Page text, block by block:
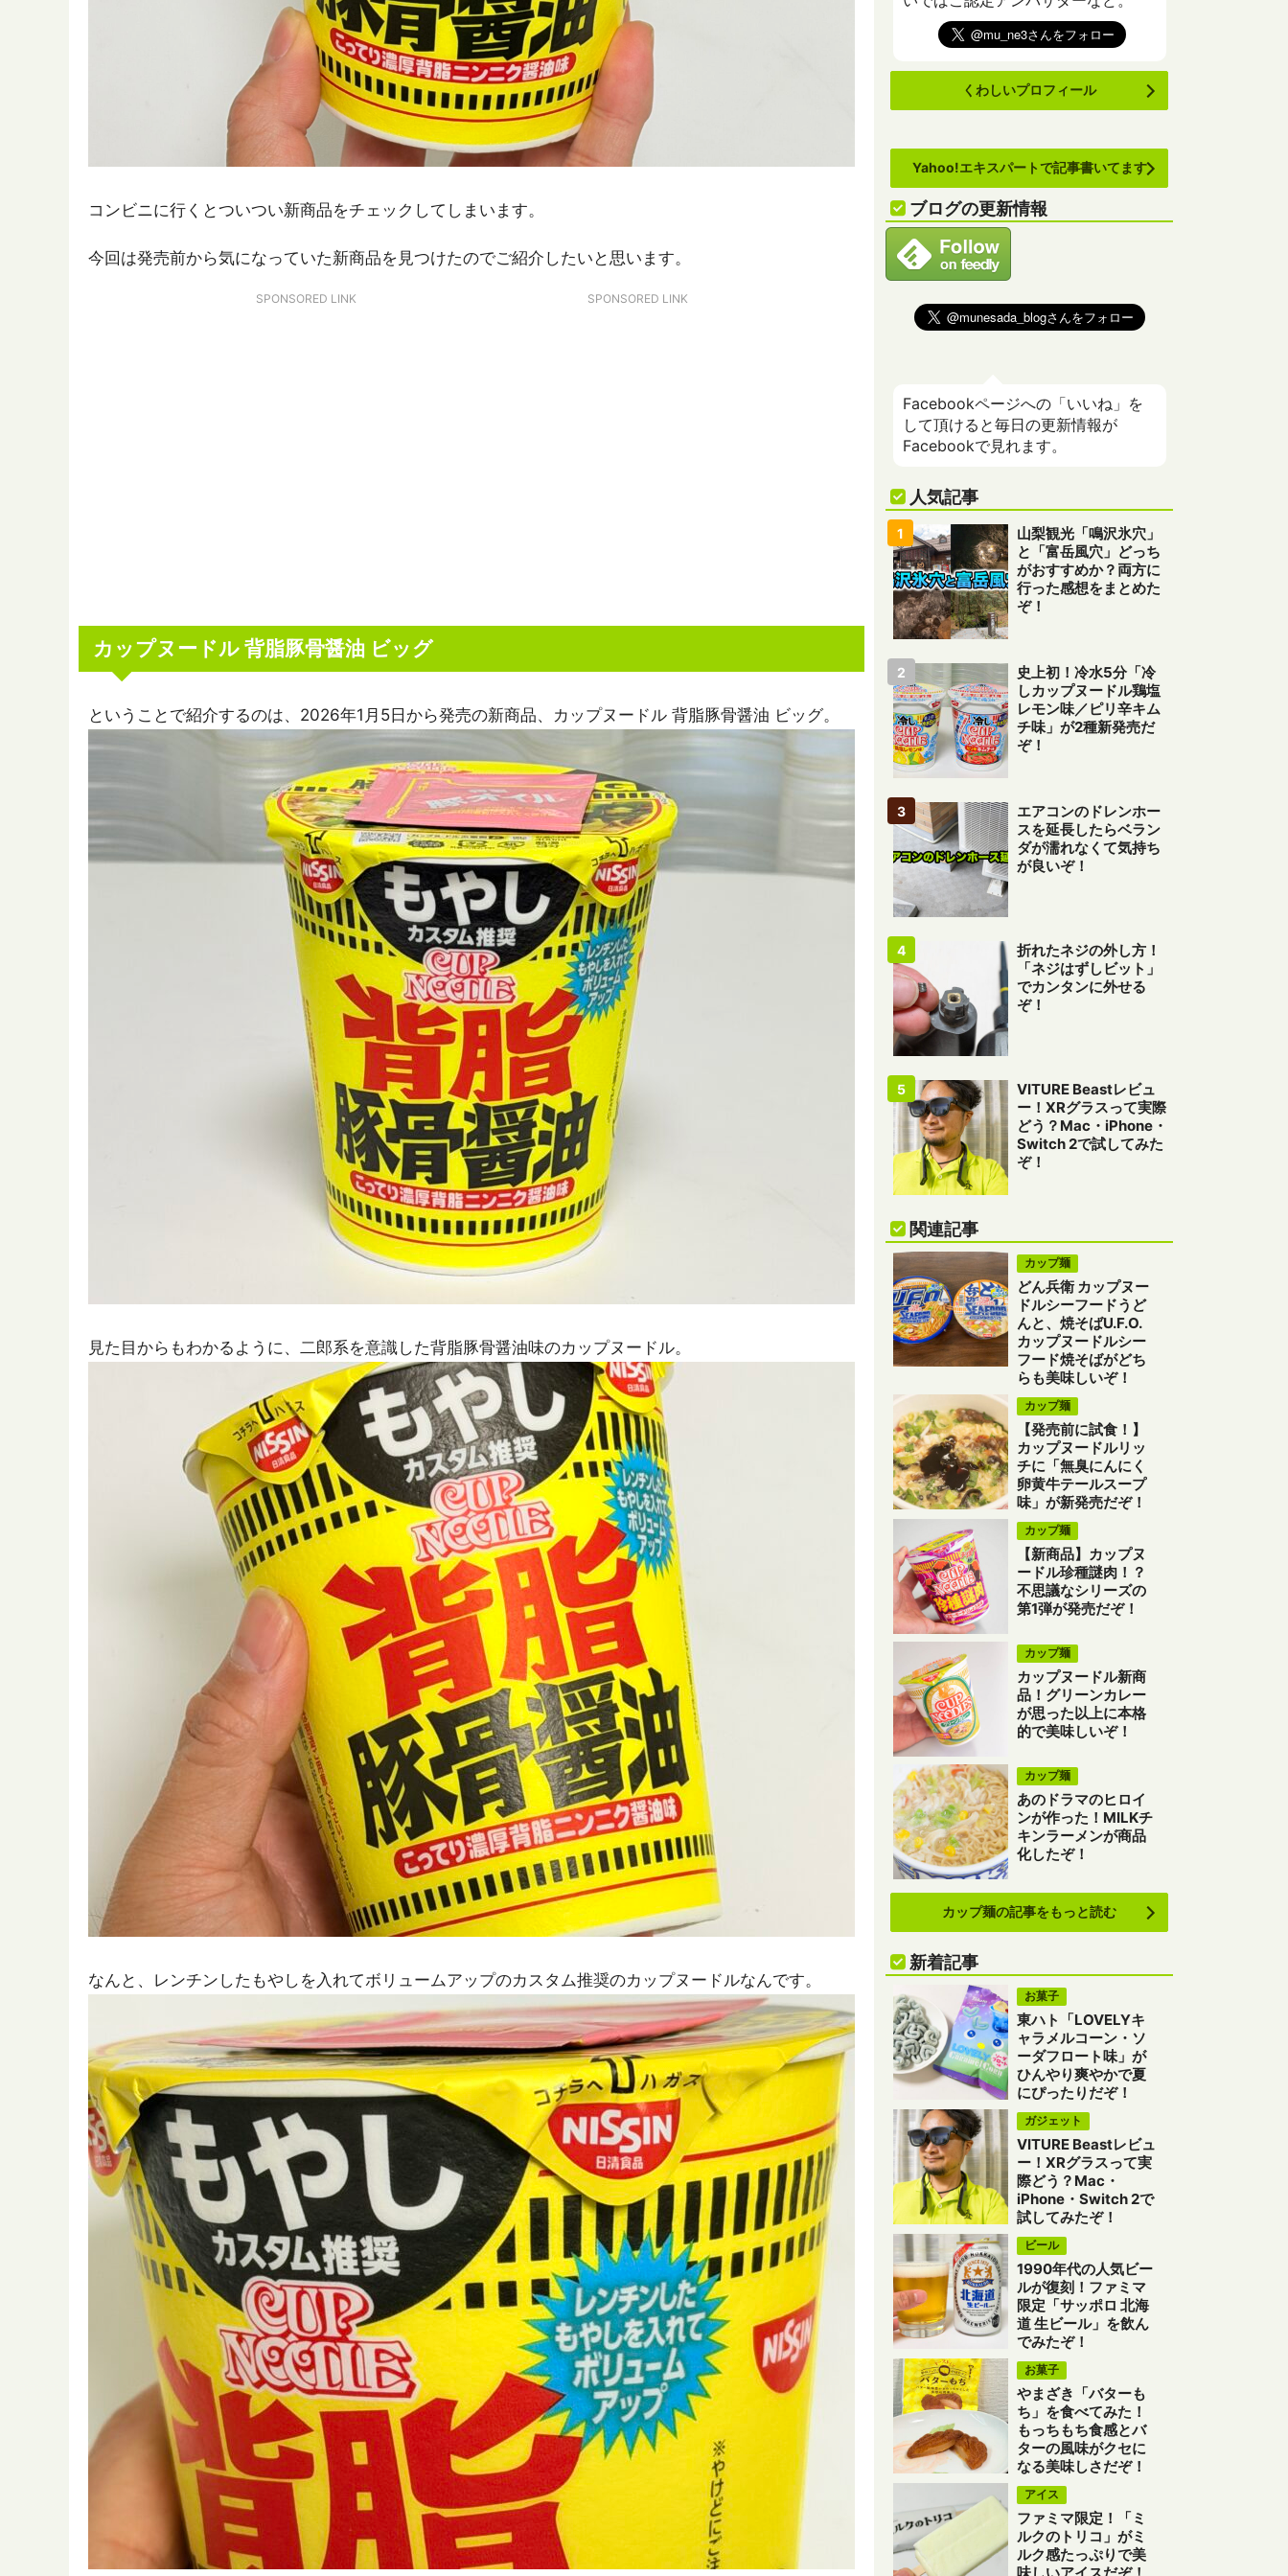
コンビニに行くとついつい新商品をチェックしてしまいます。
今回は発売前から気になっていた新商品を見つけたのでご紹介したいと思います。
SPONSORED LINK SPONSORED LINK
カップヌードル 背脂豚骨醤油 ビッグ
ということで紹介するのは、2026年1月5日から発売の新商品、カップヌードル 背脂豚骨醤油 ビッグ。
見た目からもわかるように、二郎系を意識した背脂豚骨醤油味のカップヌードル。
なんと、レンチンしたもやしを入れてボリュームアップのカスタム推奨のカップヌードルなんです。
くわしいプロフィール
Yahoo!エキスパートで記事書いてます
ブログの更新情報
Facebookページへの「いいね」を
して頂けると毎日の更新情報が
Facebookで見れます。
人気記事
山梨観光「鳴沢氷穴」
と「富岳風穴」どっち
がおすすめか？両方に
行った感想をまとめた
ぞ！
史上初！冷水5分「冷
しカップヌードル鶏塩
レモン味／ピリ辛キム
チ味」が2種新発売だ
ぞ！
エアコンのドレンホー
スを延長したらベラン
ダが濡れなくて気持ち
が良いぞ！
折れたネジの外し方！
「ネジはずしビット」
でカンタンに外せる
ぞ！
VITURE Beastレビュ
ー！XRグラスって実際
どう？Mac・iPhone・
Switch 2で試してみた
ぞ！
関連記事
カップ麺
どん兵衛 カップヌー
ドルシーフードうど
んと、焼そばU.F.O.
カップヌードルシー
フード焼そばがどち
らも美味しいぞ！
カップ麺
【発売前に試食！】
カップヌードルリッ
チに「無臭にんにく
卵黄牛テールスープ
味」が新発売だぞ！
カップ麺
【新商品】カップヌ
ードル珍種謎肉！？
不思議なシリーズの
第1弾が発売だぞ！
カップ麺
カップヌードル新商
品！グリーンカレー
が思った以上に本格
的で美味しいぞ！
カップ麺
あのドラマのヒロイ
ンが作った！MILKチ
キンラーメンが商品
化したぞ！
カップ麺の記事をもっと読む
新着記事
お菓子
東ハト「LOVELYキ
ャラメルコーン・ソ
ーダフロート味」が
ひんやり爽やかで夏
にぴったりだぞ！
ガジェット
VITURE Beastレビュ
ー！XRグラスって実
際どう？Mac・
iPhone・Switch 2で
試してみたぞ！
ビール
1990年代の人気ビー
ルが復刻！ファミマ
限定「サッポロ 北海
道 生ビール」を飲ん
でみたぞ！
お菓子
やまざき「バターも
ち」を食べてみた！
もっちもち食感とバ
ターの風味がクセに
なる美味しさだぞ！
アイス
ファミマ限定！「ミ
ルクのトリコ」がミ
ルク感たっぷりで美